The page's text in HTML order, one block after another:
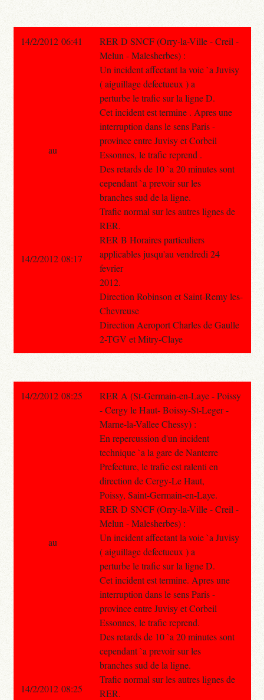
14/2/2012 06:41
RER D SNCF (Orry-la-Ville - Creil -
Melun - Malesherbes) :
Un incident affectant la voie `a Juvisy
( aiguillage defectueux ) a
perturbe le trafic sur la ligne D.
Cet incident est termine . Apres une
interruption dans le sens Paris -
province entre Juvisy et Corbeil
Essonnes, le trafic reprend .
Des retards de 10 `a 20 minutes sont
cependant `a prevoir sur les
branches sud de la ligne.
Trafic normal sur les autres lignes de
RER.
RER B Horaires particuliers
applicables jusqu'au vendredi 24
fevrier
2012.
Direction Robinson et Saint-Remy les-
Chevreuse
Direction Aeroport Charles de Gaulle
2-TGV et Mitry-Claye
au
14/2/2012 08:17
14/2/2012 08:25
RER A (St-Germain-en-Laye - Poissy
- Cergy le Haut- Boissy-St-Leger -
Marne-la-Vallee Chessy) :
En repercussion d'un incident
technique `a la gare de Nanterre
Prefecture, le trafic est ralenti en
direction de Cergy-Le Haut,
Poissy, Saint-Germain-en-Laye.
RER D SNCF (Orry-la-Ville - Creil -
Melun - Malesherbes) :
Un incident affectant la voie `a Juvisy
( aiguillage defectueux ) a
perturbe le trafic sur la ligne D.
Cet incident est termine. Apres une
interruption dans le sens Paris -
province entre Juvisy et Corbeil
Essonnes, le trafic reprend.
Des retards de 10 `a 20 minutes sont
cependant `a prevoir sur les
branches sud de la ligne.
Trafic normal sur les autres lignes de
RER.
au
14/2/2012 08:25